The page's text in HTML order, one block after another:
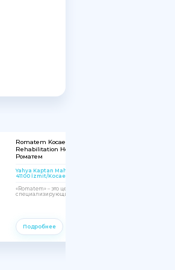
Romatem Kocaeli Physical Therapy and
Rehabilitation Hospital | Сеть клиник
Роматем
Yahya Kaptan Mah, Hanedan Sk. No:4, 41100,
41100 İzmit/Kocaeli, Turkey
«Romatem» – это целая сеть медицинских центров,
специализирующихся на восстановительной...
Подробнее